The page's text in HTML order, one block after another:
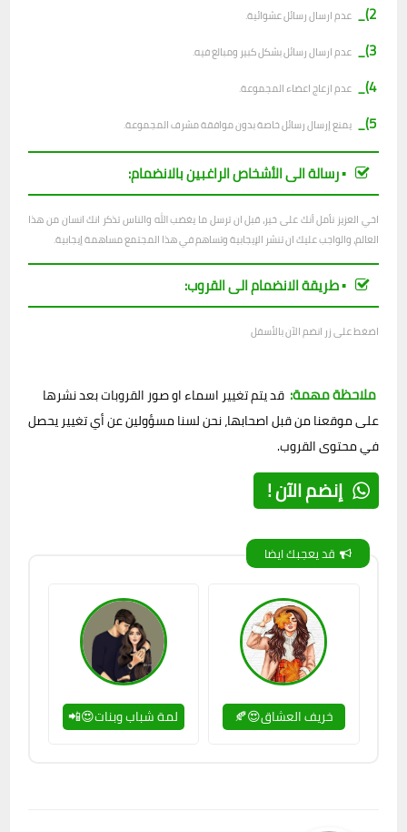
2)_ عدم ارسال رسائل عشوائية.
3)_ عدم ارسال رسائل بشكل كبير ومبالغ فيه.
4)_ عدم ازعاج اعضاء المجموعة.
5)_ يمنع إرسال رسائل خاصة بدون موافقة مشرف المجموعة.
▪︎ رسالة الى الأشخاص الراغبين بالانضمام:
اخي العزيز نأمل أنك على خير، قبل ان ترسل ما يغضب الله والناس تذكر انك انسان من هذا
العالم، والواجب عليك ان تنشر الإيجابية وتساهم في هذا المجتمع مساهمة إيجابية.
▪︎ طريقة الانضمام الى القروب:
اضغط على زر انضم الآن بالأسفل
ملاحظة مهمة: قد يتم تغيير اسماء او صور القروبات بعد نشرها
على موقعنا من قبل اصحابها، نحن لسنا مسؤولين عن أي تغيير يحصل
في محتوى القروب.
إنضم الآن !
قد يعجبك ايضا
خريف العشاق😍🍂 لمة شباب وبنات😍📲